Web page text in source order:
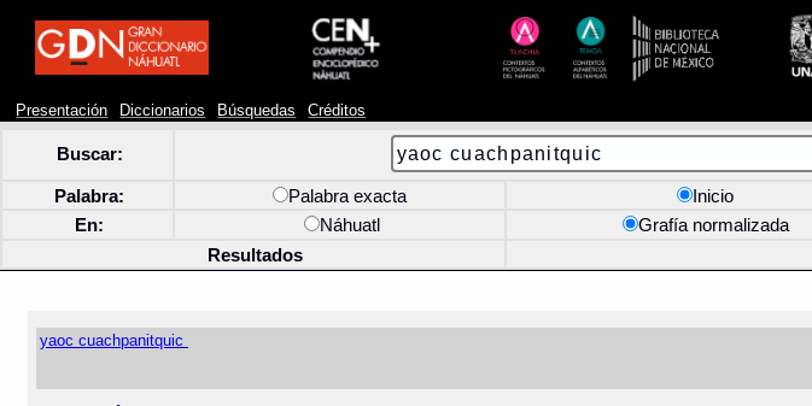
Presentación Diccionarios Búsquedas Créditos
Buscar:
Palabra: Palabra exacta Inicio
En:
Náhuatl Grafía normalizada
Resultados
yaoc cuachpanitquic